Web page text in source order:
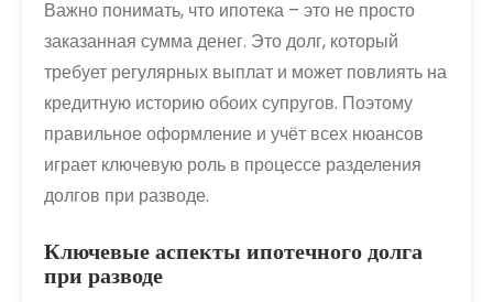
Важно понимать, что ипотека – это не просто
заказанная сумма денег. Это долг, который
требует регулярных выплат и может повлиять на
кредитную историю обоих супругов. Поэтому
правильное оформление и учёт всех нюансов
играет ключевую роль в процессе разделения
долгов при разводе.
Ключевые аспекты ипотечного долга
при разводе